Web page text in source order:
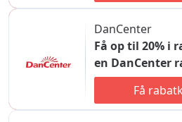
DanCenter
Få op til 20% i
en DanCenter
Få